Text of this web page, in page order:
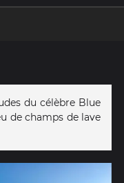
du célèbre Blue
de champs de lave